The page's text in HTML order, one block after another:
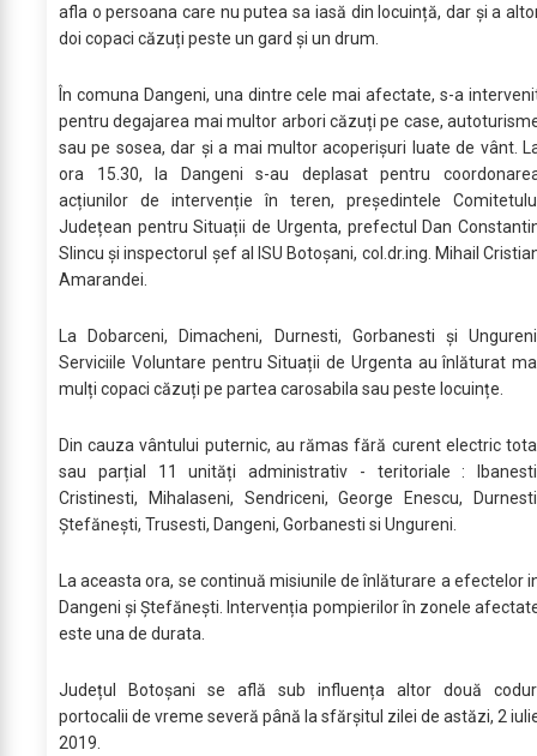
afla o persoana care nu putea sa iasă din locuință, dar și a
doi copaci căzuți peste un gard și un drum.
În comuna Dangeni, una dintre cele mai afectate, s-a
pentru degajarea mai multor arbori căzuți pe case,
sau pe sosea, dar și a mai multor acoperișuri luate de vânt.
ora 15.30, la Dangeni s-au deplasat pentru
acțiunilor de intervenție în teren, președintele
Județean pentru Situații de Urgenta, prefectul Dan
Slincu și inspectorul șef al ISU Botoșani, col.dr.ing. Mihail
Amarandei.
La Dobarceni, Dimacheni, Durnesti, Gorbanesti și
Serviciile Voluntare pentru Situații de Urgenta au înlăturat
mulți copaci căzuți pe partea carosabila sau peste locuințe.
Din cauza vântului puternic, au rămas fără curent electric
sau parțial 11 unități administrativ - teritoriale :
Cristinesti, Mihalaseni, Sendriceni, George Enescu,
Ștefănești, Trusesti, Dangeni, Gorbanesti si Ungureni.
La aceasta ora, se continuă misiunile de înlăturare a efectelor
Dangeni și Ștefănești. Intervenția pompierilor în zonele
este una de durata.
Județul Botoșani se află sub influența altor două
portocalii de vreme severă până la sfărșitul zilei de astăzi, 2
2019.